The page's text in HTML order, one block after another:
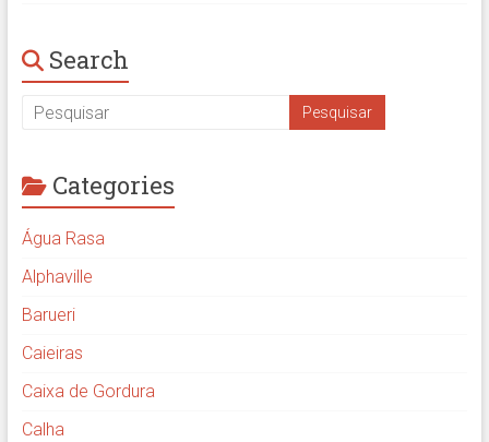
Search
Categories
Água Rasa
Alphaville
Barueri
Caieiras
Caixa de Gordura
Calha